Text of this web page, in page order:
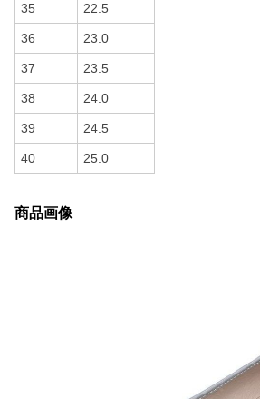
35 22.5
36 23.0
37 23.5
38 24.0
39 24.5
40 25.0
商品画像